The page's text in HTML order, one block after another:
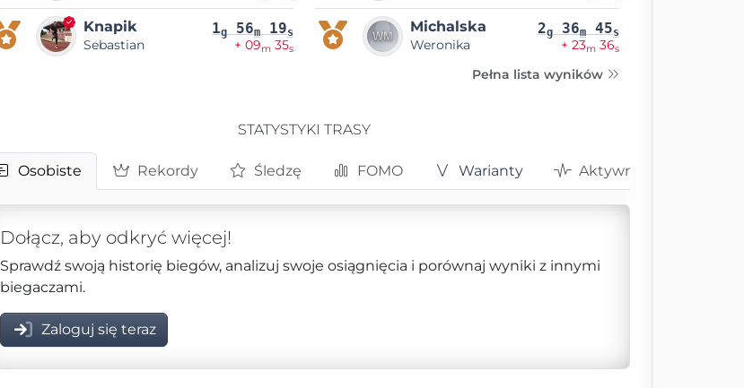
Knapik
Sebastian
1g56m19s
+ 09m35s
Michalska
Weronika
2g36m45s
+ 23m36s
Pełna lista wyników
STATYSTYKI TRASY
Osobiste Rekordy Śledzę FOMO Warianty Aktywności
Dołącz, aby odkryć więcej!
Sprawdź swoją historię biegów, analizuj swoje osiągnięcia i porównaj wyniki z innymi
biegaczami.
Zaloguj się teraz